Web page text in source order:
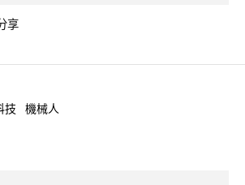
享
技 機械人